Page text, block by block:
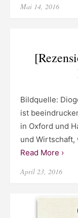
Posted
Mai 14, 2016
Bildquelle:
ist
in Oxford und
und Wirtschaft,
Read More ›
Posted
April 23, 2016